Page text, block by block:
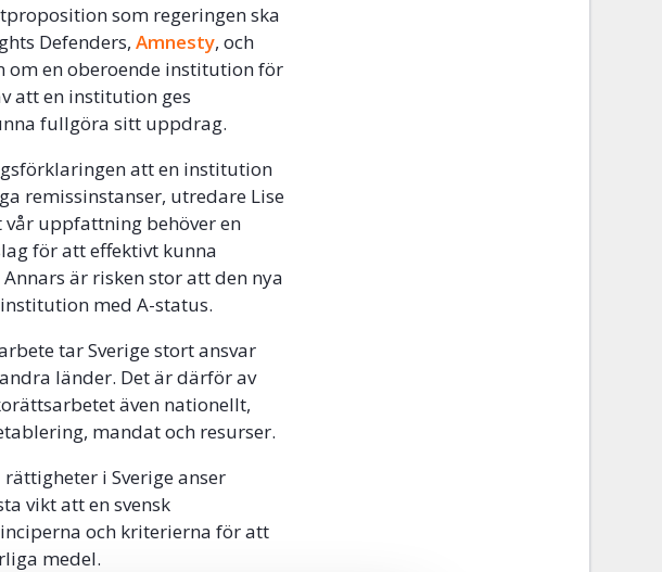
som regeringen ska
Defenders,Amnesty, och
om en oberoende institution för
att en institution ges
fullgöra sitt uppdrag.
att en institution
remissinstanser, utredare Lise
uppfattning behöver en
för att effektivt kunna
är risken stor att den nya
med A-status.
tar Sverige stort ansvar
länder. Det är därför av
även nationellt,
mandat och resurser.
i Sverige anser
vikt att en svensk
och kriterierna för att
medel.